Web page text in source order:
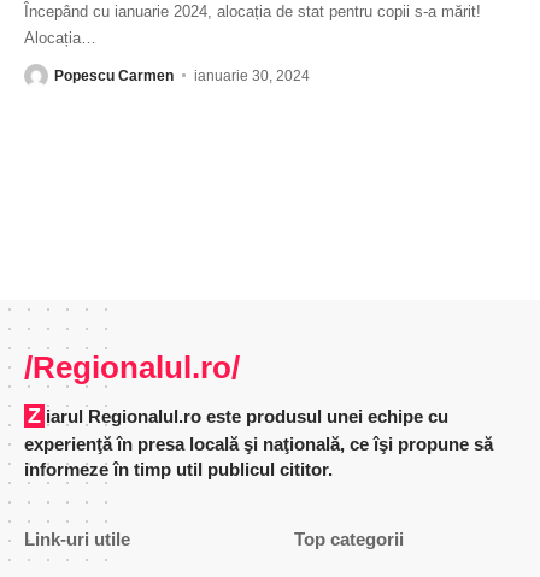
Începând cu ianuarie 2024, alocația de stat pentru copii s-a mărit!
Alocația
Popescu Carmen ianuarie 30, 2024
/Regionalul.ro/
Ziarul Regionalul.ro este produsul unei echipe cu
experienţă în presa locală şi naţională, ce îşi propune să
informeze în timp util publicul cititor.
Link-uri utile Top categorii